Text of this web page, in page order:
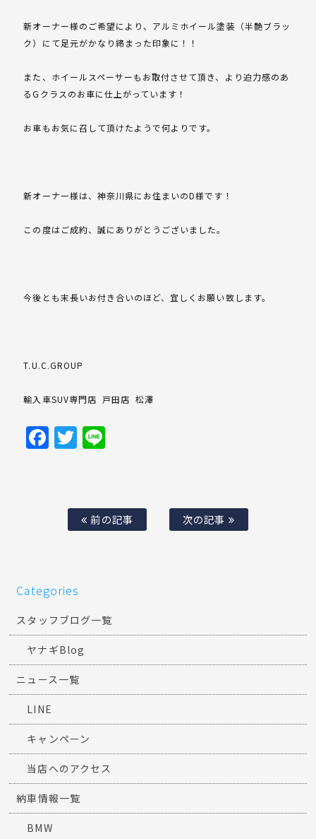
新オーナー様のご希望により、アルミホイール塗装（半艶ブラッ
ク）にて足元がかなり締まった印象に！！
また、ホイールスペーサーもお取付させて頂き、より迫力感のあ
るGクラスのお車に仕上がっています！
お車もお気に召して頂けたようで何よりです。
新オーナー様は、神奈川県にお住まいのD様です！
この度はご成約、誠にありがとうございました。
今後とも末長いお付き合いのほど、宜しくお願い致します。
T.U.C.GROUP
輸入車SUV専門店 戸田店 松澤
Facebook
Twitter
前の記事 次の記事
Categories
スタッフブログ一覧
ヤナギBlog
ニュース一覧
LINE
キャンペーン
当店へのアクセス
納車情報一覧
BMW